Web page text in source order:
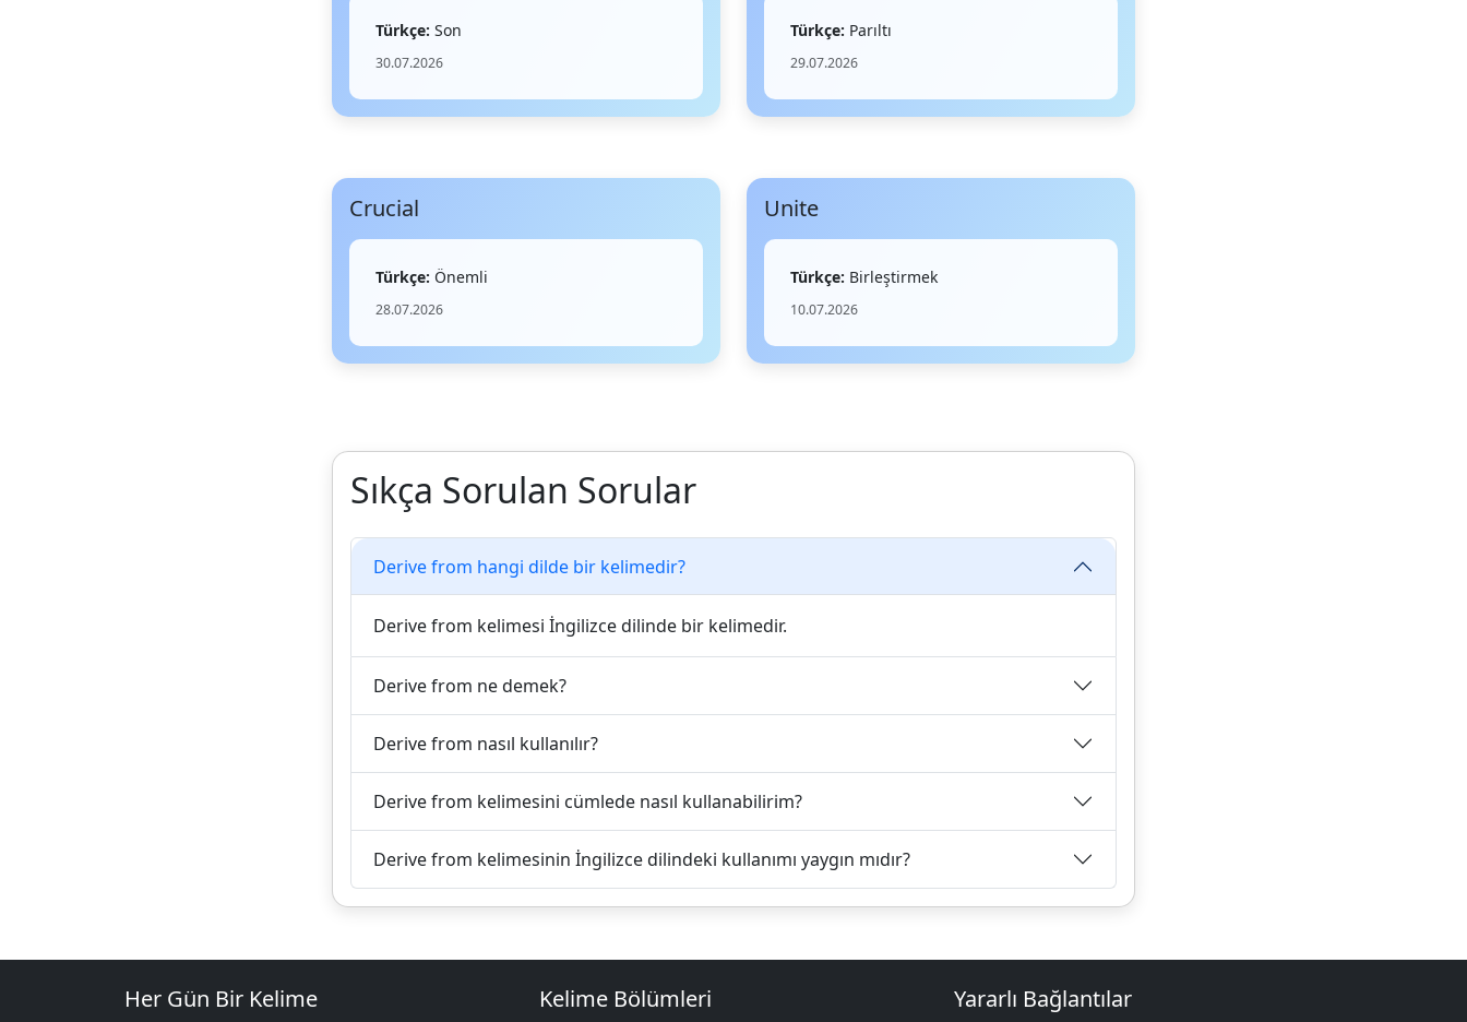
Türkçe: Son
30.07.2026
Türkçe: Parıltı
29.07.2026
Crucial
Türkçe: Önemli
28.07.2026
Unite
Türkçe: Birleştirmek
10.07.2026
Sıkça Sorulan Sorular
Derive from hangi dilde bir kelimedir?
Derive from kelimesi İngilizce dilinde bir kelimedir.
Derive from ne demek?
Derive from nasıl kullanılır?
Derive from kelimesini cümlede nasıl kullanabilirim?
Derive from kelimesinin İngilizce dilindeki kullanımı yaygın mıdır?
Her Gün Bir Kelime Kelime Bölümleri Yararlı Bağlantılar